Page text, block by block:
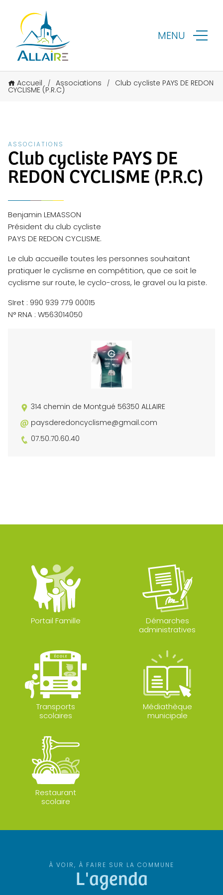
MENU
Accueil / Associations / Club cycliste PAYS DE REDON
CYCLISME (P.R.C)
ASSOCIATIONS
Club cycliste PAYS DE
REDON CYCLISME (P.R.C)
Benjamin LEMASSON
Président du club cycliste
PAYS DE REDON CYCLISME.
Le club accueille toutes les personnes souhaitant
pratiquer le cyclisme en compétition, que ce soit le
cyclisme sur route, le cyclo-cross, le gravel ou la piste.
SIret : 990 939 779 00015
N° RNA : W563014050
314 chemin de Montgué 56350 ALLAIRE
paysderedoncyclisme@gmail.com
07.50.70.60.40
Portail Famille
Démarches
administratives
Transports
scolaires
Médiathèque
municipale
Restaurant
scolaire
À VOIR, À FAIRE SUR LA COMMUNE
L'agenda